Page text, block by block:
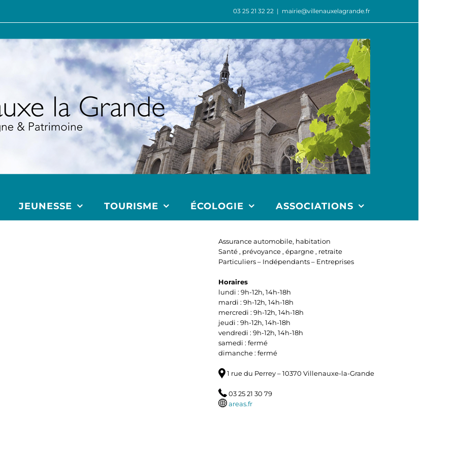
03 25 21 32 22 | mairie@villenauxelagrande.fr
JEUNESSE TOURISME ÉCOLOGIE ASSOCIATIONS
Assurance automobile, habitation
Santé , prévoyance , épargne , retraite
Particuliers – Indépendants – Entreprises
Horaires
lundi : 9h-12h, 14h-18h
mardi : 9h-12h, 14h-18h
mercredi : 9h-12h, 14h-18h
jeudi : 9h-12h, 14h-18h
vendredi : 9h-12h, 14h-18h
samedi : fermé
dimanche : fermé
1 rue du Perrey – 10370 Villenauxe-la-Grande
03 25 21 30 79
areas.fr